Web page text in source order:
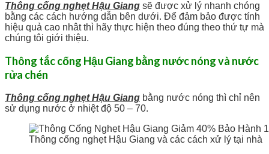
Thông cống nghẹt Hậu Giang sẽ được xử lý nhanh chóng
bằng các cách hướng dẫn bên dưới. Để đảm bảo được tính
hiệu quả cao nhât thì hãy thực hiện theo đúng theo thứ tự mà
chúng tôi giới thiệu.
Thông tắc cống Hậu Giang bằng nước nóng và nước
rửa chén
Thông cống nghẹt Hậu Giang bằng nước nóng thì chỉ nên
sử dụng nước ở nhiệt độ 50 – 70.
Thông cống nghẹt Hậu Giang và các cách xử lý tại nhà